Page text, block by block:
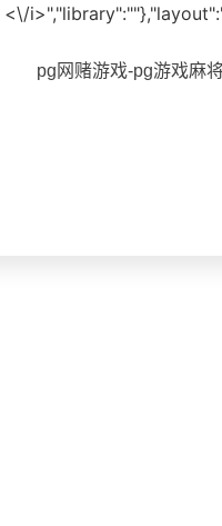
<\/
pg网赌游戏-pg游戏麻